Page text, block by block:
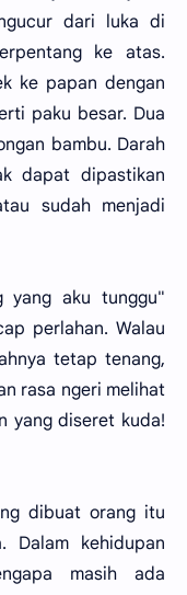
dari luka di
ke atas.
ke papan dengan
paku besar. Dua
bambu. Darah
dapat dipastikan
sudah menjadi
yang aku tunggu"
perlahan. Walau
tetap tenang,
rasa ngeri melihat
yang diseret kuda!
dibuat orang itu
Dalam kehidupan
masih ada